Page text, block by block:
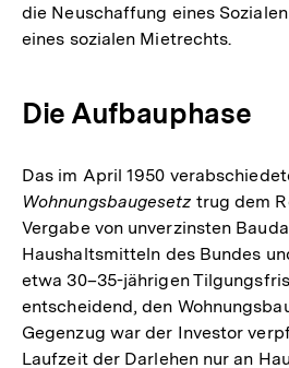
die Neuschaffung eines
eines sozialen Mietrechts.
Die Aufbauphase
Das im April 1950
Wohnungsbaugesetz trug dem
Vergabe von unverzinsten
Haushaltsmitteln des Bundes
etwa 30–35-jährigen
entscheidend, den
Gegenzug war der Investor
Laufzeit der Darlehen nur an